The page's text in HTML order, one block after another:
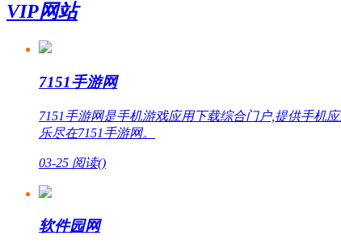
VIP网站
7151手游网
7151手游网是手机游戏应用下载综合门户,提供手机
乐尽在7151手游网。
03-25 阅读()
软件园网